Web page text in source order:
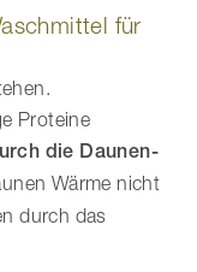
für
Proteine
die Daunen-
Wärme nicht
durch das